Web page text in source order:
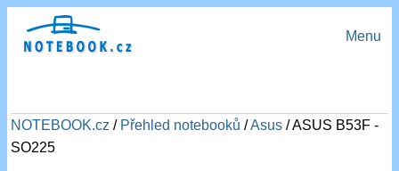
Menu
NOTEBOOK.cz / Přehled notebooků /Asus / ASUS B53F -
SO225